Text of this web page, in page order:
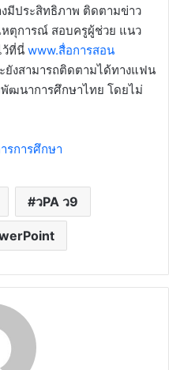
งมีประสิทธิภาพ ติดตามข่าว
หตุการณ์ สอบครูผู้ช่วย แนว
ว้ที่นี่ www.สื่อการสอน
ยังสามารถติดตามได้ทางแฟน
พัฒนาการศึกษาไทย โดยไม่
รการศึกษา
วPA ว9